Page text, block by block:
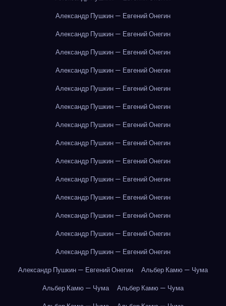
Александр Пушкин — Евгений Онегин
Александр Пушкин — Евгений Онегин
Александр Пушкин — Евгений Онегин
Александр Пушкин — Евгений Онегин
Александр Пушкин — Евгений Онегин
Александр Пушкин — Евгений Онегин
Александр Пушкин — Евгений Онегин
Александр Пушкин — Евгений Онегин
Александр Пушкин — Евгений Онегин
Александр Пушкин — Евгений Онегин
Александр Пушкин — Евгений Онегин
Александр Пушкин — Евгений Онегин
Александр Пушкин — Евгений Онегин
Александр Пушкин — Евгений Онегин
Александр Пушкин — Евгений Онегин
Альбер Камю — Чума
Альбер Камю — Чума
Альбер Камю — Чума